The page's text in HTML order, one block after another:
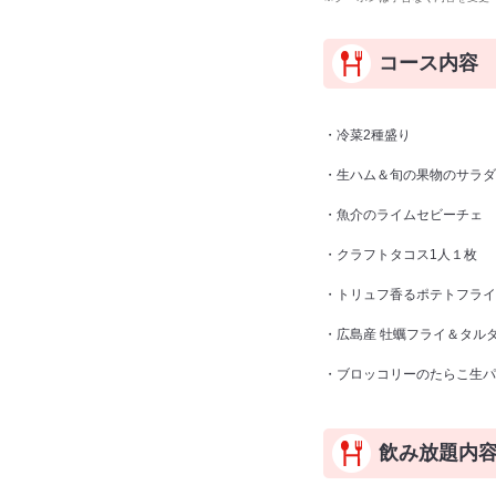
コース内容
・冷菜2種盛り
・生ハム＆旬の果物のサラダ
・魚介のライムセビーチェ
・クラフトタコス1人１枚
・トリュフ香るポテトフライ
・広島産 牡蠣フライ＆タル
・ブロッコリーのたらこ生
飲み放題内